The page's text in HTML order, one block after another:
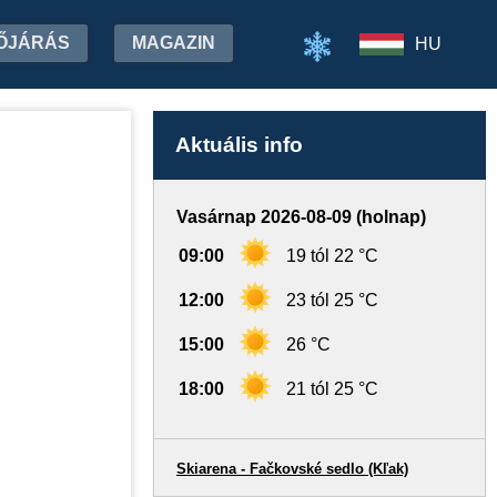
MAGAZIN HU
Aktuális info
Vasárnap 2026-08-09 (holnap)
09:00 19 tól 22 °C
12:00 23 tól 25 °C
15:00 26 °C
18:00 21 tól 25 °C
Skiarena - Fačkovské sedlo (Kľak)